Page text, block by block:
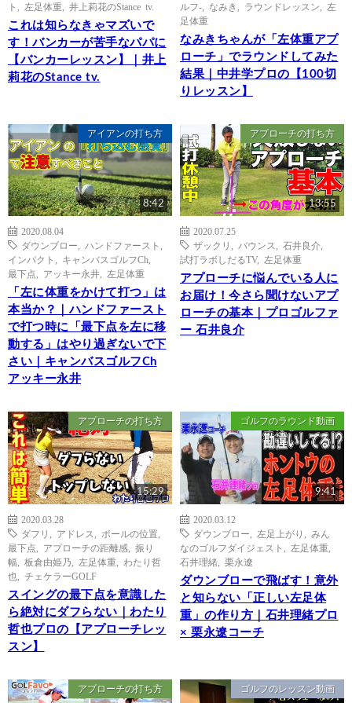
ト
左足体重 井上莉花のStance tv.
これは知らなきゃマズいで
す！バンカーが苦手なパパに
【バンカーレッスン】｜井上
莉花のStance tv.
ルフ-
なみき ラウンドレッスン
左
足体重
なみきちゃんが「左体重アプ
ローチ」でラウンドしてみた
結果｜中井学プロの【100切
りレッスン】
アイアンの打ち方
8:42
2020.08.04
ダウンブロー
ハンドファースト
インパクト
キャンバスゴルフCh
最下点
アッキー永井 左足体重
「左に体重をかけて打つ」は
本当か？｜ハンドファースト
で打つ時に「最下点を左に移
動する」はやり過ぎないで下
さい｜キャンバスゴルフCh
アッキー永井
アプローチの打ち方
13:55
2020.07.25
ザックリ
バウンス 石井良介
試打ラボしだるTV, 左足体重
アプローチに悩んでいる人に
お届け！今さら聞けないアプ
ローチの基本｜プロゴルファ
ー 石井良介
アプローチの打ち方
15:29
2020.03.28
ダフリ
アドレス ボールの位置
最下点
アプローチの距離感
振り
幅
板倉由姫乃 左足体重
わたり哲
也
チェケラーGOLF
スイングの最下点を意識した
ら絶対にダフらない｜わたり
哲也プロの【アプローチレッ
スン】
ゴルフのラウンド動画
9:41
2020.03.12
ダウンブロー
左足上がり
みん
なのゴルフダイジェスト
左足体重
石井理緒
栗永遼
ダウンブローで飛ばす！意外
と知らない「正しい左足体
重」の作り方｜石井理緒プロ
× 栗永遼コーチ
アプローチの打ち方 ゴルフのレッスン動画